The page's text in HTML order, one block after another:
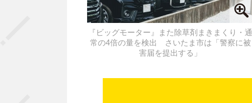
『ビッグモーター』また除草剤まきまくり・通
常の4倍の量を検出 さいたま市は「警察に被
害届を提出する」